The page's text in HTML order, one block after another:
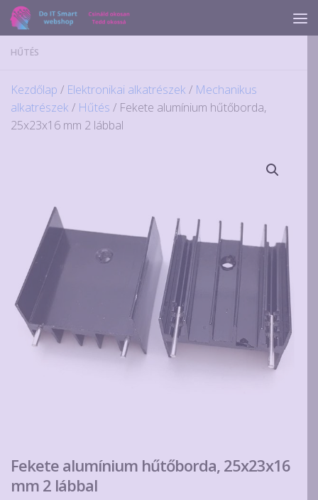
Skip to content
HŰTÉS
Kezdőlap / Elektronikai alkatrészek / Mechanikus
alkatrészek / Hűtés / Fekete alumínium hűtőborda,
25x23x16 mm 2 lábbal
Fekete alumínium hűtőborda, 25x23x16
mm 2 lábbal